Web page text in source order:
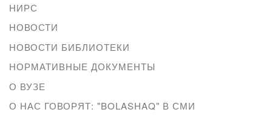
НИРС
НОВОСТИ
НОВОСТИ БИБЛИОТЕКИ
НОРМАТИВНЫЕ ДОКУМЕНТЫ
О ВУЗЕ
О НАС ГОВОРЯТ: "BOLASHAQ" В СМИ